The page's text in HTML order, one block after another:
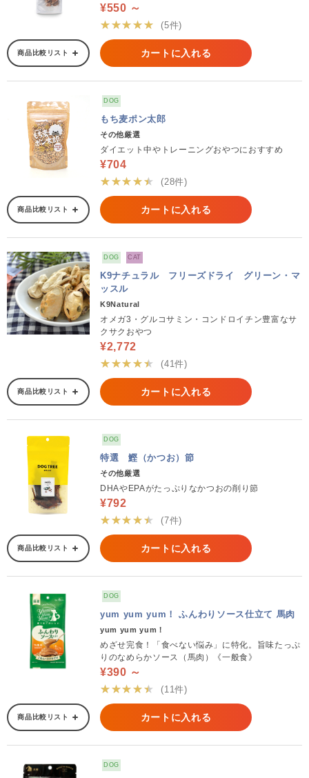
¥550 ～
★★★★★
(5件)
商品比較リスト カートに入れる
DOG
もち麦ポン太郎
その他厳選
ダイエット中やトレーニングおやつにおすすめ
¥704
★★★★★
(28件)
商品比較リスト カートに入れる
DOG CAT
K9ナチュラル フリーズドライ グリーン・マ
ッスル
K9Natural
オメガ3・グルコサミン・コンドロイチン豊富なサ
クサクおやつ
¥2,772
★★★★★
(41件)
商品比較リスト カートに入れる
DOG
特選 鰹（かつお）節
その他厳選
DHAやEPAがたっぷりなかつおの削り節
¥792
★★★★★
(7件)
商品比較リスト カートに入れる
DOG
yum yum yum！ ふんわりソース仕立て 馬肉
yum yum yum！
めざせ完食！「食べない悩み」に特化。旨味たっぷ
りのなめらかソース（馬肉）《一般食》
¥390 ～
★★★★★
(11件)
商品比較リスト カートに入れる
DOG